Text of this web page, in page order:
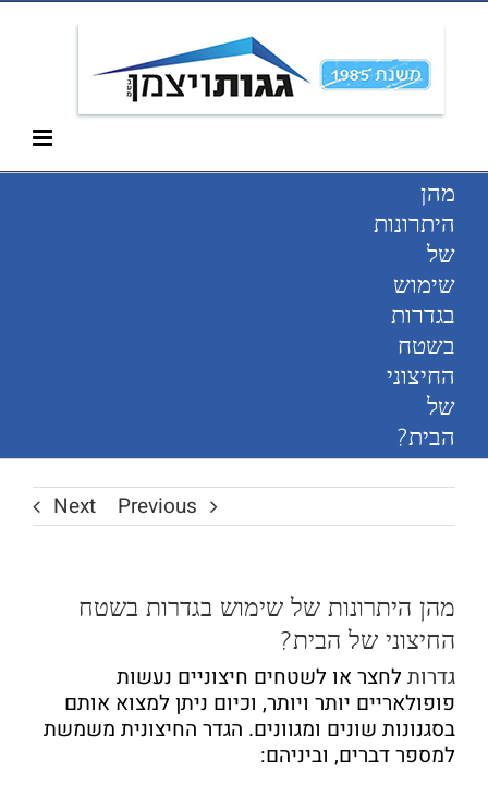
Skip
content
מהן
היתרונות
של
שימוש
בגדרות
בשטח
החיצוני
של
הבית?
Previous
Next
מהן היתרונות של שימוש בגדרות בשטח
החיצוני של הבית?
גדרותלחצר או לשטחים חיצוניים נעשות
פופולאריים יותר ויותר, וכיום ניתן למצוא אותם
בסגנונות שונים ומגוונים. הגדר החיצונית משמשת
למספר דברים, וביניהם: